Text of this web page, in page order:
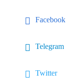
Facebook
Telegram
Twitter